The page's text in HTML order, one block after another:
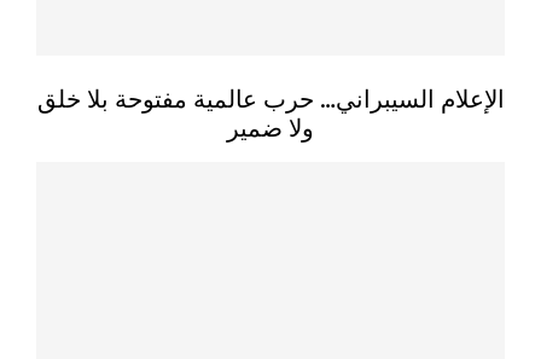
الإعلام السيبراني… حرب عالمية مفتوحة بلا خلق
ولا ضمير